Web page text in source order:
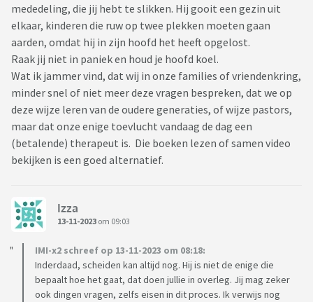
mededeling, die jij hebt te slikken. Hij gooit een gezin uit
elkaar, kinderen die ruw op twee plekken moeten gaan
aarden, omdat hij in zijn hoofd het heeft opgelost.
Raak jij niet in paniek en houd je hoofd koel.
Wat ik jammer vind, dat wij in onze families of vriendenkring,
minder snel of niet meer deze vragen bespreken, dat we op
deze wijze leren van de oudere generaties, of wijze pastors,
maar dat onze enige toevlucht vandaag de dag een
(betalende) therapeut is. Die boeken lezen of samen video
bekijken is een goed alternatief.
Izza
13-11-2023 om 09:03
IMI-x2 schreef op 13-11-2023 om 08:18:
Inderdaad, scheiden kan altijd nog. Hij is niet de enige die
bepaalt hoe het gaat, dat doen jullie in overleg. Jij mag zeker
ook dingen vragen, zelfs eisen in dit proces. Ik verwijs nog